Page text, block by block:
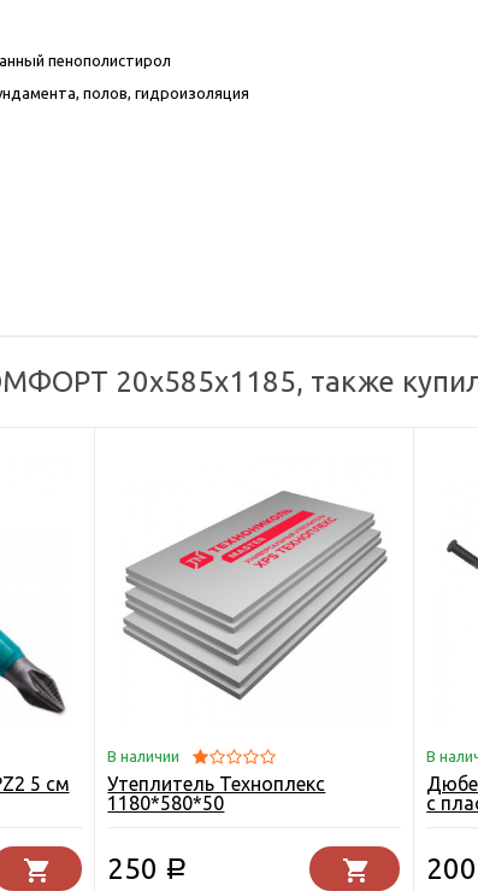
пенополистирол
полов, гидроизоляция
20х585х1185, также
5 см
В наличии
Утеплитель Техноплекс
1180*580*50
250 Р
В
с
200